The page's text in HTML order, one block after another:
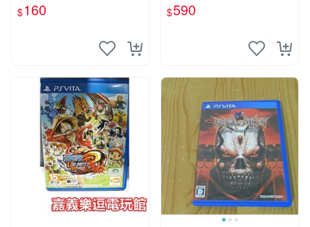
☆【單張販售 可挑款】台中
星光電玩
$160
$590